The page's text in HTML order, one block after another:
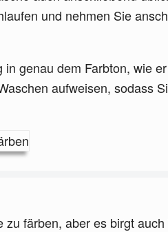
und nehmen Sie
genau dem Farbton, wie
aufweisen, sodass
färben, aber es birgt